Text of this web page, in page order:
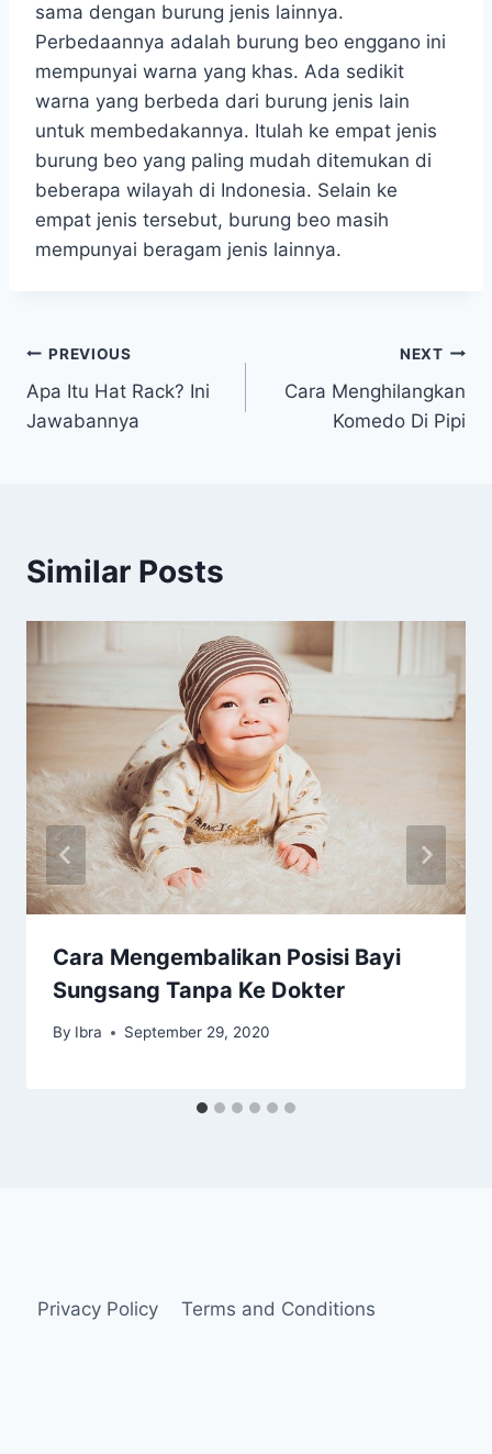
sama dengan burung jenis lainnya.
Perbedaannya adalah burung beo enggano ini
mempunyai warna yang khas. Ada sedikit
warna yang berbeda dari burung jenis lain
untuk membedakannya. Itulah ke empat jenis
burung beo yang paling mudah ditemukan di
beberapa wilayah di Indonesia. Selain ke
empat jenis tersebut, burung beo masih
mempunyai beragam jenis lainnya.
Post
navigation
PREVIOUS
Apa Itu Hat Rack? Ini
Jawabannya
NEXT
Cara Menghilangkan
Komedo Di Pipi
Similar Posts
Cara Mengembalikan Posisi Bayi
Sungsang Tanpa Ke Dokter
By Ibra September 29, 2020
Privacy Policy Terms and Conditions